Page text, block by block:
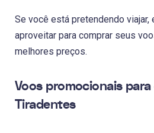
Se você está pretendendo viajar,
aproveitar para comprar seus
melhores preços.
Voos promocionais
Tiradentes